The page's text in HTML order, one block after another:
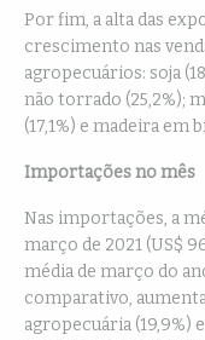
Por fim, a alta das
crescimento nas
agropecuários: soja
não torrado (25,2%);
(17,1%) e madeira em
Importações no mês
Nas importações, a
março de 2021 (US$
média de março do
comparativo,
agropecuária (19,9%)